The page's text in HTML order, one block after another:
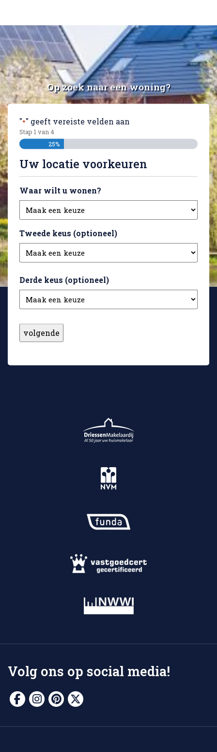
Op zoek naar een woning?
"*" geeft vereiste velden aan
Stap 1 van 4
25%
Uw locatie voorkeuren
Waar wilt u wonen?
Tweede keus (optioneel)
Derde keus (optioneel)
Volg ons op social media!